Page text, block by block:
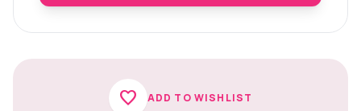
favorite ADD TO WISHLIST